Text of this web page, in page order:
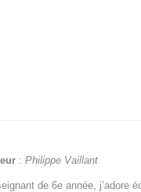
: Philippe Vaillant
de 6e année, j’adore